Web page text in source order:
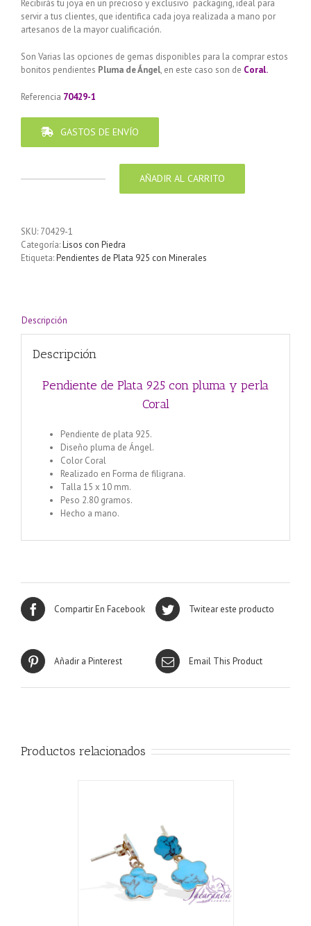
Recibirás tu joya en un precioso y exclusivo packaging, ideal para
servir a tus clientes, que identifica cada joya realizada a mano por
artesanos de la mayor cualificación.
Son Varias las opciones de gemas disponibles para la comprar estos
bonitos pendientes Pluma deÁngel, en este caso son de Coral.
Referencia 70429-1
GASTOS DE ENVÍO
con
pluma
y
AÑADIR AL CARRITO
SKU: 70429-1
Categoría:Lisos con Piedra
Etiqueta:Pendientes de Plata 925 con Minerales
Descripción
Descripción
Pendiente de Plata 925 con pluma y perla
Coral
Pendiente de plata 925.
Diseño pluma de Ángel.
Color Coral
Realizado en Forma de filigrana.
Talla 15 x 10 mm.
Peso 2.80 gramos.
Hecho a mano.
Compartir En Facebook Twitear este producto
Añadir a Pinterest Email This Product
Productos relacionados